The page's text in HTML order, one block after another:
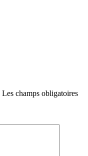
Les champs obligatoires